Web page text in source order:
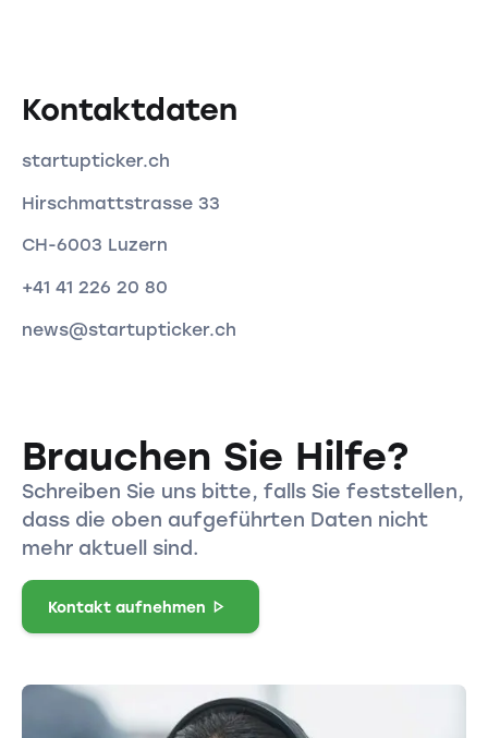
Kontaktdaten
startupticker.ch
Hirschmattstrasse 33
CH-6003 Luzern
+41 41 226 20 80
news@startupticker.ch
Brauchen Sie Hilfe?
Schreiben Sie uns bitte, falls Sie feststellen,
dass die oben aufgeführten Daten nicht
mehr aktuell sind.
Kontakt aufnehmen